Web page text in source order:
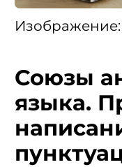
Союзы
языка.